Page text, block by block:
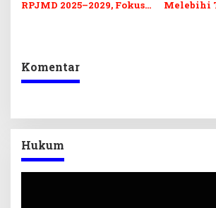
RPJMD 2025–2029, Fokus
Melebihi
Komentar
Hukum